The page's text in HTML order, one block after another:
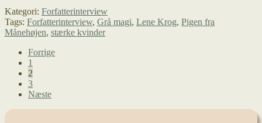
–
Interview
med
Krog
Kategori: Forfatterinterview
Tags: Forfatterinterview, Grå magi, Lene Krog, Pigen fra
Månehøjen, stærke kvinder
Indlægsinddeling
Forrige
1
2
3
Næste